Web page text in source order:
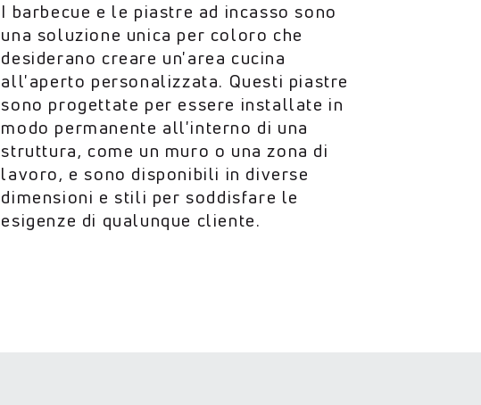
I barbecue e le piastre ad incasso sono
una soluzione unica per coloro che
desiderano creare un'area cucina
all'aperto personalizzata. Questi piastre
sono progettate per essere installate in
modo permanente all'interno di una
struttura, come un muro o una zona di
lavoro, e sono disponibili in diverse
dimensioni e stili per soddisfare le
esigenze di qualunque cliente.